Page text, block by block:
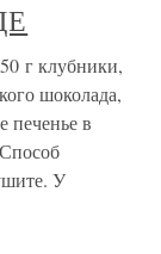
г клубники,
шоколада,
печенье в
У